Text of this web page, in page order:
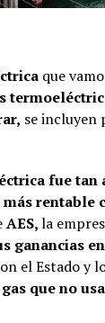
que
se incluyen
fue tan
más rentable
AES,la
ganancias
el Estado y
que no